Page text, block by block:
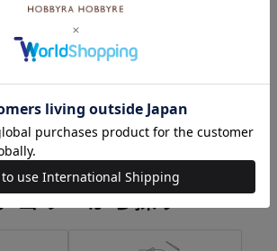
¥1,188
ゴリーから探す